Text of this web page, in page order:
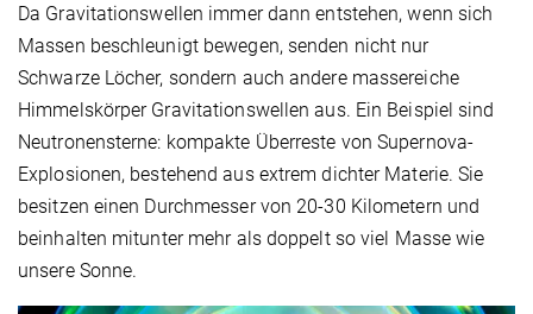
Da Gravitationswellen immer dann entstehen, wenn sich
Massen beschleunigt bewegen, senden nicht nur
Schwarze Löcher, sondern auch andere massereiche
Himmelskörper Gravitationswellen aus. Ein Beispiel sind
Neutronensterne: kompakte Überreste von Supernova-
Explosionen, bestehend aus extrem dichter Materie. Sie
besitzen einen Durchmesser von 20-30 Kilometern und
beinhalten mitunter mehr als doppelt so viel Masse wie
unsere Sonne.